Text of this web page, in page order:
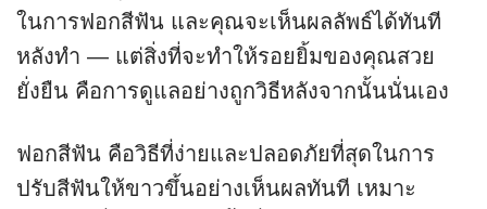
ในการฟอกสีฟัน และคุณจะเห็นผลลัพธ์ได้ทันที
หลังทำ — แต่สิ่งที่จะทำให้รอยยิ้มของคุณสวย
ยั่งยืน คือการดูแลอย่างถูกวิธีหลังจากนั้นนั่นเอง
ฟอกสีฟัน คือวิธีที่ง่ายและปลอดภัยที่สุดในการ
ปรับสีฟันให้ขาวขึ้นอย่างเห็นผลทันที เหมาะ